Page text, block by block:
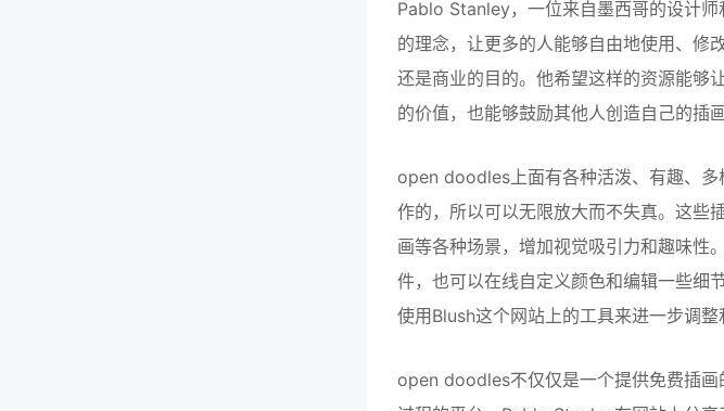
Pablo Stanley，一位来自墨西哥的设计
的理念，让更多的人能够自由地使用、修
还是商业的目的。他希望这样的资源能够
的价值，也能够鼓励其他人创造自己的插
open doodles上面有各种活泼、有趣、多
作的，所以可以无限放大而不失真。这些
画等各种场景，增加视觉吸引力和趣味性
件，也可以在线自定义颜色和编辑一些细
使用Blush这个网站上的工具来进一步调
open doodles不仅仅是一个提供免费插